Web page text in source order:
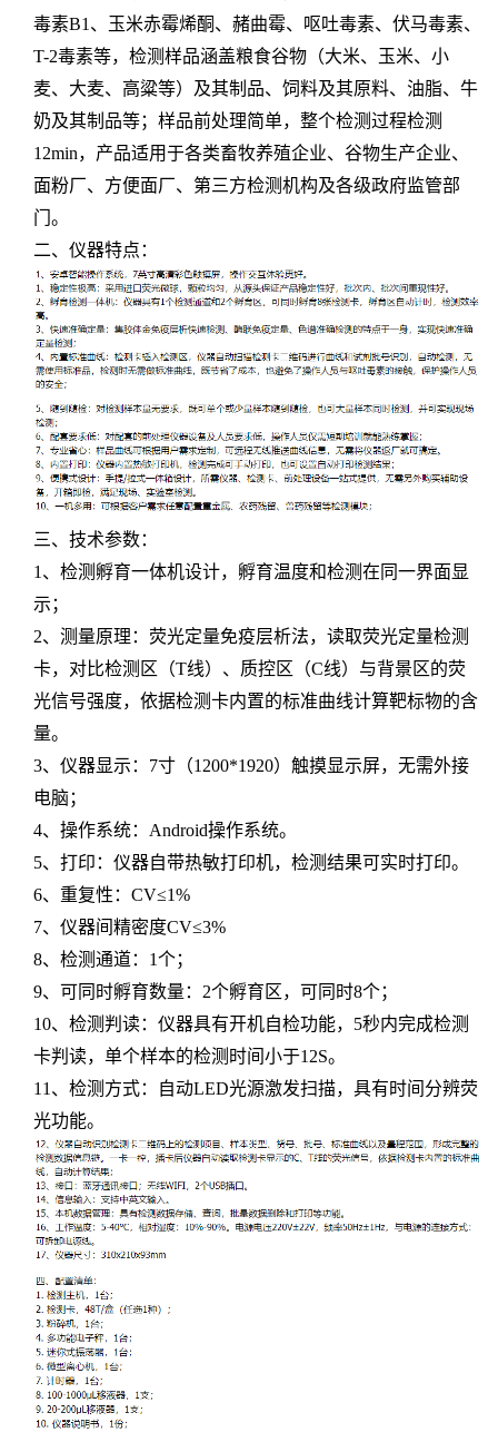
毒素B1、玉米赤霉烯酮、赭曲霉、呕吐毒素、伏马毒素、
T-2毒素等，检测样品涵盖粮食谷物（大米、玉米、小
麦、大麦、高粱等）及其制品、饲料及其原料、油脂、牛
奶及其制品等；样品前处理简单，整个检测过程检测
12min，产品适用于各类畜牧养殖企业、谷物生产企业、
面粉厂、方便面厂、第三方检测机构及各级政府监管部
门。
二、仪器特点：
三、技术参数：
1、检测孵育一体机设计，孵育温度和检测在同一界面显
示；
2、测量原理：荧光定量免疫层析法，读取荧光定量检测
卡，对比检测区（T线）、质控区（C线）与背景区的荧
光信号强度，依据检测卡内置的标准曲线计算靶标物的含
量。
3、仪器显示：7寸（1200*1920）触摸显示屏，无需外接
电脑；
4、操作系统：Android操作系统。
5、打印：仪器自带热敏打印机，检测结果可实时打印。
6、重复性：CV≤1%
7、仪器间精密度CV≤3%
8、检测通道：1个；
9、可同时孵育数量：2个孵育区，可同时8个；
10、检测判读：仪器具有开机自检功能，5秒内完成检测
卡判读，单个样本的检测时间小于12S。
11、检测方式：自动LED光源激发扫描，具有时间分辨荧
光功能。